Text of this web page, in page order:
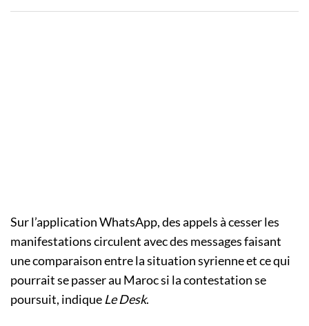
Sur l’application WhatsApp, des appels à cesser les
manifestations circulent avec des messages faisant
une comparaison entre la situation syrienne et ce qui
pourrait se passer au Maroc si la contestation se
poursuit, indique Le Desk.